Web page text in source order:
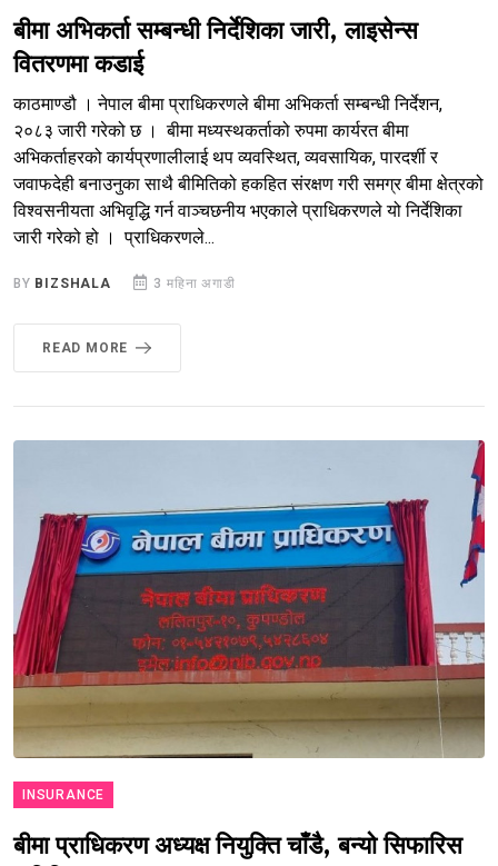
बीमा अभिकर्ता सम्बन्धी निर्देशिका जारी, लाइसेन्स
वितरणमा कडाई
काठमाण्डौ । नेपाल बीमा प्राधिकरणले बीमा अभिकर्ता सम्बन्धी निर्देशन,
२०८३ जारी गरेको छ । बीमा मध्यस्थकर्ताको रुपमा कार्यरत बीमा
अभिकर्ताहरको कार्यप्रणालीलाई थप व्यवस्थित, व्यवसायिक, पारदर्शी र
जवाफदेही बनाउनुका साथै बीमितिको हकहित संरक्षण गरी समग्र बीमा क्षेत्रको
विश्वसनीयता अभिवृद्धि गर्न वाञ्चछनीय भएकाले प्राधिकरणले यो निर्देशिका
जारी गरेको हो । प्राधिकरणले...
BY BIZSHALA 3 महिना अगाडी
READ MORE
INSURANCE
बीमा प्राधिकरण अध्यक्ष नियुक्ति चाँडै, बन्यो सिफारिस